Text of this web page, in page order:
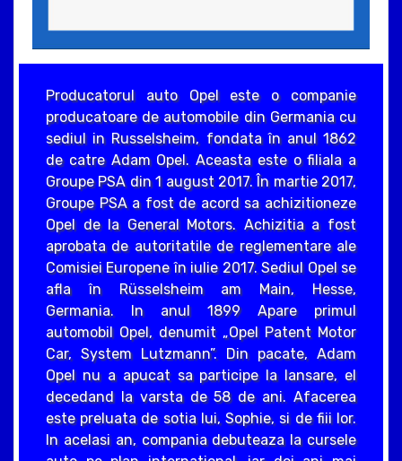
Producatorul auto Opel este o companie
producatoare de automobile din Germania cu
sediul in Russelsheim, fondata în anul 1862
de catre Adam Opel. Aceasta este o filiala a
Groupe PSA din 1 august 2017. În martie 2017,
Groupe PSA a fost de acord sa achizitioneze
Opel de la General Motors. Achizitia a fost
aprobata de autoritatile de reglementare ale
Comisiei Europene în iulie 2017. Sediul Opel se
afla în Rüsselsheim am Main, Hesse,
Germania. In anul 1899 Apare primul
automobil Opel, denumit „Opel Patent Motor
Car, System Lutzmann”. Din pacate, Adam
Opel nu a apucat sa participe la lansare, el
decedand la varsta de 58 de ani. Afacerea
este preluata de sotia lui, Sophie, si de fiii lor.
In acelasi an, compania debuteaza la cursele